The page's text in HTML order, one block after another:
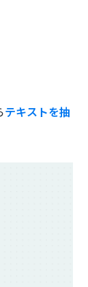
テキストを抽